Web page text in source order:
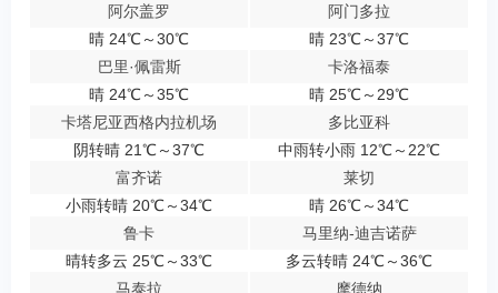
阿尔盖罗
晴 24℃～30℃
阿门多拉
晴 23℃～37℃
巴里·佩雷斯
晴 24℃～35℃
卡洛福泰
晴 25℃～29℃
卡塔尼亚西格内拉机场
阴转晴 21℃～37℃
多比亚科
中雨转小雨 12℃～22℃
富齐诺
小雨转晴 20℃～34℃
莱切
晴 26℃～34℃
鲁卡
晴转多云 25℃～33℃
马里纳-迪吉诺萨
多云转晴 24℃～36℃
马泰拉
摩德纳